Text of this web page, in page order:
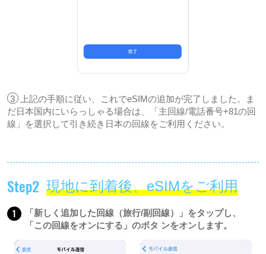
3
上記の手順に従い、これでeSIMの追加が完了しました。ま
だ日本国内にいらっしゃる場合は、「主回線/電話番号+81の回
線」を選択して引き続き日本の回線をご利用ください。
Step2 現地に到着後、eSIMをご利用
1
「新しく追加した回線（旅行/副回線）」をタップし、
「この回線をオンにする」のボタ ンをオンします。